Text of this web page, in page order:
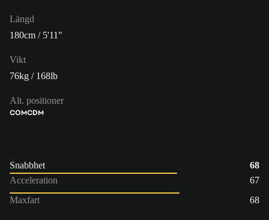
Längd
180cm / 5'11"
Vikt
76kg / 168lb
Alt. positioner
COMCDM
Snabbhet
68
Acceleration
67
Maxfart
68